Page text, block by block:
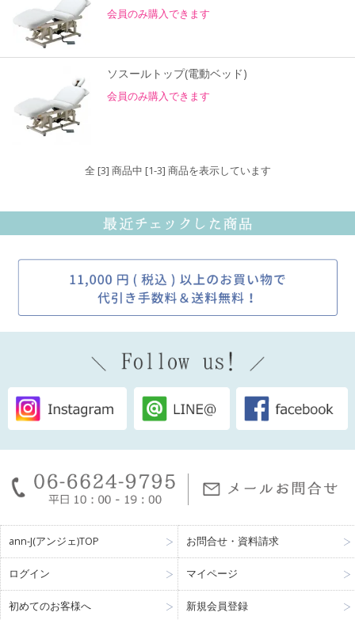
会員のみ購入できます
ソスールトップ(電動ベッド)
会員のみ購入できます
全 [3] 商品中 [1-3] 商品を表示しています
ann-J(アンジェ)TOP お問合せ・資料請求
ログイン マイページ
初めてのお客様へ 新規会員登録